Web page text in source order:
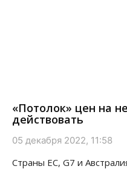
«Потолок» цен на
действовать
05 декабря 2022, 11:58
Страны ЕС, G7 и